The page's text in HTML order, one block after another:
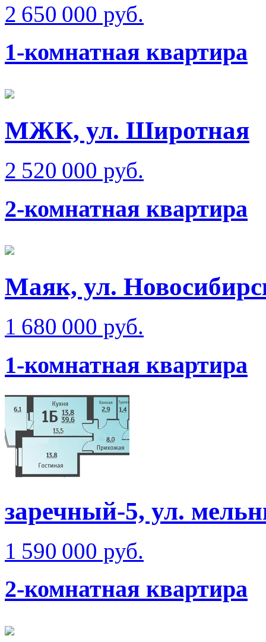
2 650 000 руб.
1-комнатная квартира
МЖК, ул. Широтная
2 520 000 руб.
2-комнатная квартира
Маяк, ул.
1 680 000 руб.
1-комнатная квартира
заречный-5, ул.
1 590 000 руб.
2-комнатная квартира